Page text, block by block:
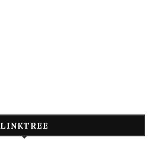
LINKTREE